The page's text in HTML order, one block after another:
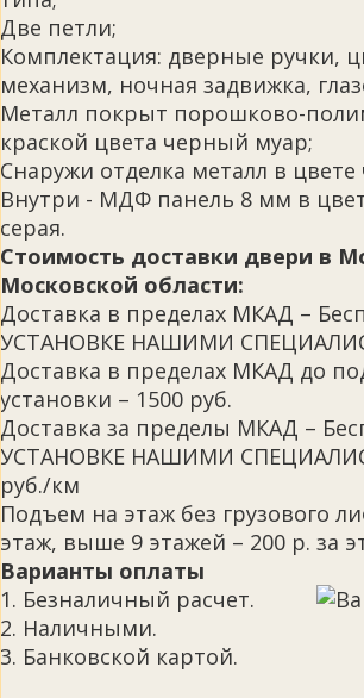
Две петли;
Комплектация: дверные ручки,
механизм, ночная задвижка,
Металл покрыт порошково-
краской цвета черный муар;
Снаружи отделка металл в
Внутри - МДФ панель 8 мм в
серая.
Стоимость доставки двери в
Московской области:
Доставка в пределах МКАД –
УСТАНОВКЕ НАШИМИ
Доставка в пределах МКАД до
установки – 1500 руб.
Доставка за пределы МКАД –
УСТАНОВКЕ НАШИМИ
руб./км
Подъем на этаж без грузового
этаж, выше 9 этажей – 200 р. за
Варианты оплаты
1. Безналичный расчет.
2. Наличными.
3. Банковской картой.